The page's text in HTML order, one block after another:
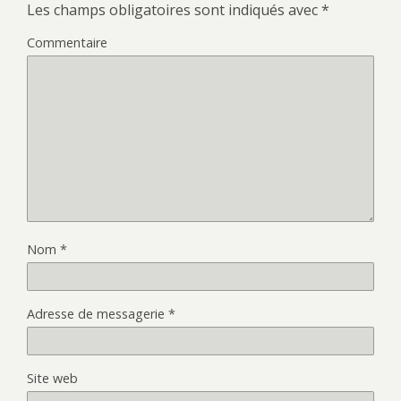
Les champs obligatoires sont indiqués avec*
Commentaire
Nom *
Adresse de messagerie *
Site web